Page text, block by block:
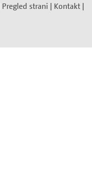
Pregled strani | Kontakt |